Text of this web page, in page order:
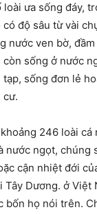
ưa sống đáy,
có độ sâu từ vài
nước ven bờ,
sống ở nước
tạp, sống đơn lẻ
cư.
246 loài cá
nước ngọt, chúng
cận nhiệt đới
Dương. ở Việt
bốn họ nói trên.